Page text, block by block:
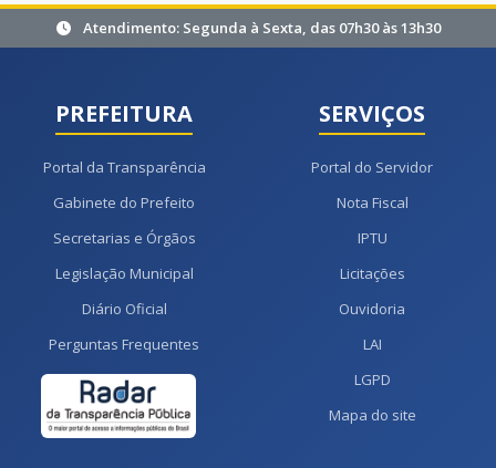
Atendimento: Segunda à Sexta, das 07h30 às 13h30
PREFEITURA
Portal da Transparência
Gabinete do Prefeito
Secretarias e Órgãos
Legislação Municipal
Diário Oficial
Perguntas Frequentes
SERVIÇOS
Portal do Servidor
Nota Fiscal
IPTU
Licitações
Ouvidoria
LAI
LGPD
Mapa do site